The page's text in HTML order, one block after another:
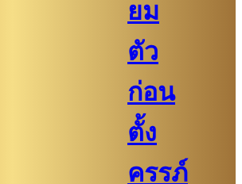
ยม
ตัว
ก่อน
ตั้ง
ครรภ์​